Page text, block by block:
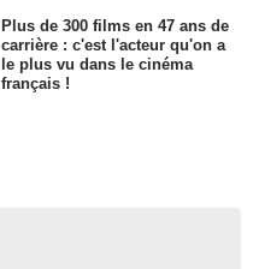
Plus de 300 films en 47 ans de
carrière : c'est l'acteur qu'on a
le plus vu dans le cinéma
français !